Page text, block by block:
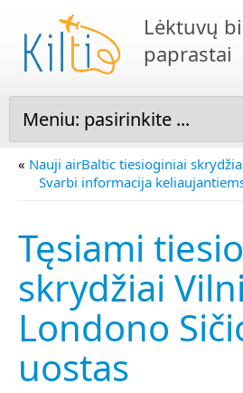
Lėktuvų
paprastai
« Nauji airBaltic tiesioginiai
Svarbi informacija
Tęsiami
skrydžiai
Londono
uostas